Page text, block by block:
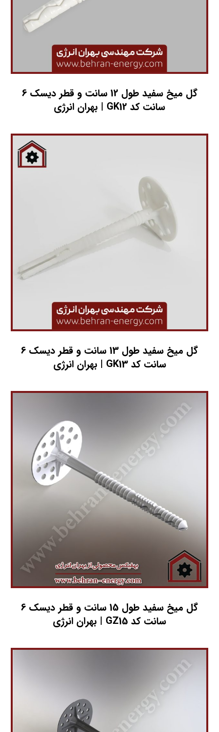
گل میخ سفید طول 12 سانت و قطر دیسک 6
سانت کد GK12 | بهران انرژی
گل میخ سفید طول 13 سانت و قطر دیسک 6
سانت کد GK13 | بهران انرژی
گل میخ سفید طول 15 سانت و قطر دیسک 6
سانت کد GZ15 | بهران انرژی